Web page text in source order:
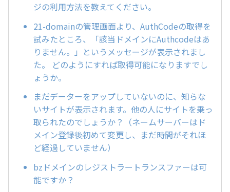
ジの利用方法を教えてください。
21-domainの管理画面より、AuthCodeの取得を
試みたところ、「該当ドメインにAuthcodeはあ
りません。」というメッセージが表示されまし
た。 どのようにすれば取得可能になりますでし
ょうか。
まだデーターをアップしていないのに、知らな
いサイトが表示されます。他の人にサイトを乗っ
取られたのでしょうか？（ネームサーバーはド
メイン登録後初めて変更し、まだ時間がそれほ
ど経過していません）
bzドメインのレジストラートランスファーは可
能ですか？